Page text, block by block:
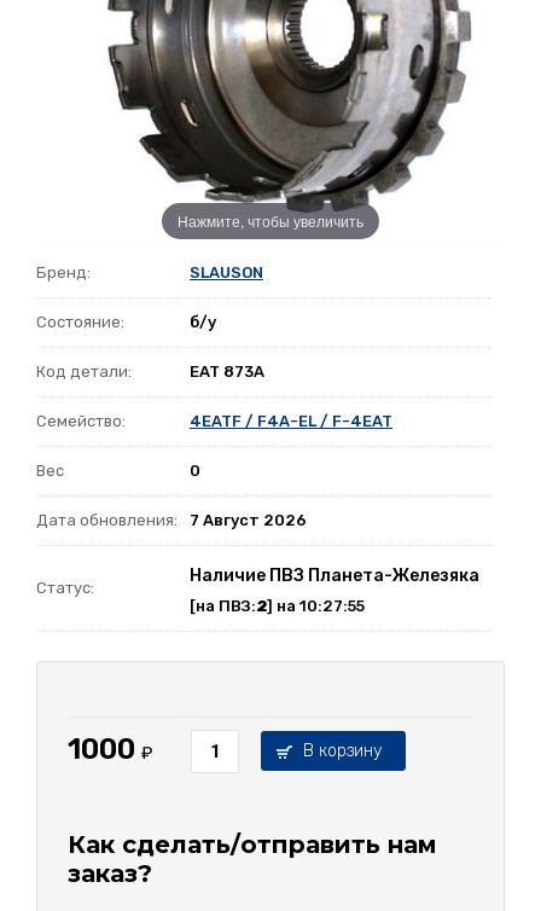
Нажмите, чтобы увеличить
Бренд: SLAUSON
Состояние: б/у
Код детали: EAT 873A
Семейство: 4EATF / F4A-EL / F-4EAT
Вес 0
Дата обновления: 7 Август 2026
Статус:
Наличие ПВЗ Планета-Железяка
[на ПВЗ:2] на 10:27:55
1000 ₽ В корзину
Как сделать/отправить нам
заказ?